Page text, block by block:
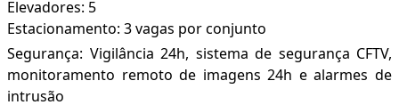
Elevadores: 5
Estacionamento: 3 vagas por conjunto
Segurança: Vigilância 24h, sistema de segurança CFTV,
monitoramento remoto de imagens 24h e alarmes de
intrusão